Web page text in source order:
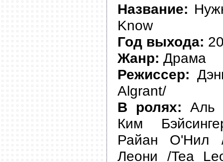
Название:
Know
Год выхода:
Жанр: Драма
Режиссер:
Algrant/
В ролях: Аль
Ким
Райан О'Нил
Леони /Tea